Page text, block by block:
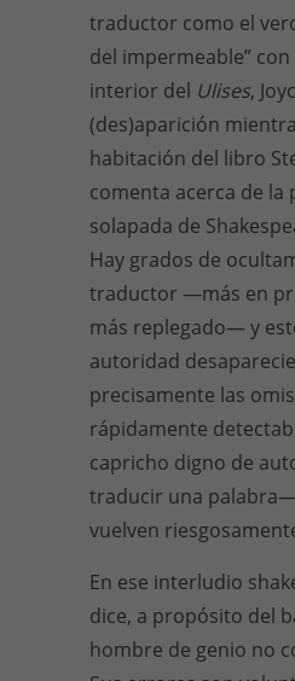
traductor como el
del impermeable” con
interior del Ulises,
(des)aparición
habitación del libro
comenta acerca de la
solapada de
Hay grados de
traductor —más en
más replegado— y
autoridad
precisamente las
rápidamente
capricho digno de
traducir una
vuelven
En ese interludio
dice, a propósito del
hombre de genio no